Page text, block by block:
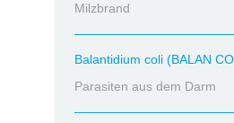
Milzbrand
Balantidium coli (BALAN
Parasiten aus dem Darm